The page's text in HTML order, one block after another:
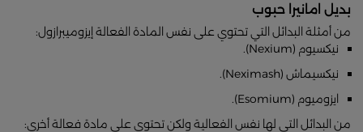
بديل امانيرا حبوب
من أمثلة البدائل التي تحتوي على نفس المادة الفعالة إيزوميبرازول:
نيكسيوم (Nexium).
نيكسيماش (Neximash).
ايزوميوم (Esomium).
من البدائل التي لها نفس الفعالية ولكن تحتوي على مادة فعالة أخرى: